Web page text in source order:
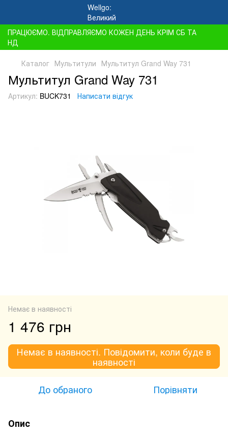
ПРАЦЮЄМО. ВІДПРАВЛЯЄМО КОЖЕН ДЕНЬ КРІМ СБ ТА
НД
Каталог Мультитули Мультитул Grand Way 731
Мультитул Grand Way 731
Артикул: BUCK731 Написати відгук
Немає в наявності
1 476 грн
Немає в наявності. Повідомити, коли буде в
наявності
До обраного Порівняти
Опис